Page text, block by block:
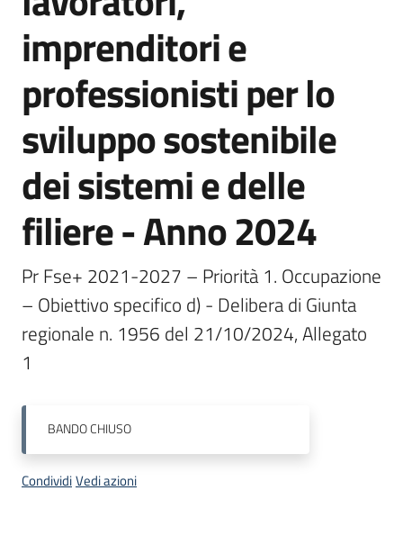
Piani
Programmi
Progetti
Fondo
sociale
europeo
Plus
Seguici
imprenditori e
professionisti per lo
sviluppo sostenibile
dei sistemi e delle
filiere - Anno 2024
Pr Fse+ 2021-2027 – Priorità 1. Occupazione
– Obiettivo specifico d) - Delibera di Giunta
regionale n. 1956 del 21/10/2024, Allegato
1
BANDOCHIUSO
CondividiVedi azioni